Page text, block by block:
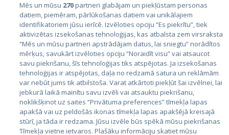
Страны
Эстония
Латвия
Литва
Mēs un mūsu 270partneri glabājam un piekļūstam personas
datiem, piemēram, pārlūkošanas datiem vai unikālajiem
identifikatoriem jūsu ierīcē. Izvēloties opciju “Es piekrītu”, tiek
aktivizētas izsekošanas tehnoloģijas, kas atbalsta zem virsraksta
“Mēs un mūsu partneri apstrādājam datus, lai sniegtu” norādītos
mērķus, savukārt izvēloties opciju “Noraidīt visu” vai atsaucot
savu piekrišanu, šīs tehnoloģijas tiks atspējotas. Ja izsekošanas
tehnoloģijas ir atspējotas, daļa no redzamā satura un reklāmām
var nebūt jums tik atbilstoša. Varat atkārtoti piekļūt šai izvēlnei, lai
jebkurā laikā mainītu savu izvēli vai atsauktu piekrišanu,
noklikšķinot uz saites “Privātuma preferences” tīmekļa lapas
apakšā vai uz peldošās ikonas tīmekļa lapas apakšējā kreisajā
stūrī, ja tāda ir redzama. Jūsu izvēle būs spēkā mūsu piekrišanas
Tīmekļa vietne ietvaros. Plašāku informāciju skatiet mūsu